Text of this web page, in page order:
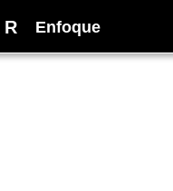
R Enfoque